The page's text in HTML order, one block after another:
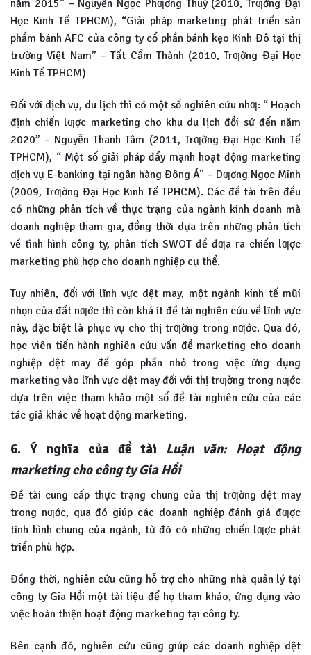
năm 2015” – Nguyễn Ngọc Phƣơng Thuý (2010, Trƣờng Đại
Học Kinh Tế TPHCM), “Giải pháp marketing phát triển sản
phẩm bánh AFC của công ty cổ phần bánh kẹo Kinh Đô tại thị
trường Việt Nam” – Tất Cẩm Thành (2010, Trƣờng Đại Học
Kinh Tế TPHCM)
Đối với dịch vụ, du lịch thì có một số nghiên cứu nhƣ: “ Hoạch
định chiến lƣợc marketing cho khu du lịch đồi sứ đến năm
2020” – Nguyễn Thanh Tâm (2011, Trƣờng Đại Học Kinh Tế
TPHCM), “ Một số giải pháp đẩy mạnh hoạt động marketing
dịch vụ E-banking tại ngân hàng Đông Á” – Dƣơng Ngọc Minh
(2009, Trƣờng Đại Học Kinh Tế TPHCM). Các đề tài trên đều
có những phân tích về thực trạng của ngành kinh doanh mà
doanh nghiệp tham gia, đồng thời dựa trên những phân tích
về tình hình công ty, phân tích SWOT đề đƣa ra chiến lƣợc
marketing phù hợp cho doanh nghiệp cụ thể.
Tuy nhiên, đối với lĩnh vực dệt may, một ngành kinh tế mũi
nhọn của đất nƣớc thì còn khá ít đề tài nghiên cứu về lĩnh vực
này, đặc biệt là phục vụ cho thị trƣờng trong nƣớc. Qua đó,
học viên tiến hành nghiên cứu vấn đề marketing cho doanh
nghiệp dệt may để góp phần nhỏ trong việc ứng dụng
marketing vào lĩnh vực dệt may đối với thị trƣờng trong nƣớc
dựa trên việc tham khảo một số đề tài nghiên cứu của các
tác giả khác về hoạt động marketing.
6. Ý nghĩa của đề tài Luận văn: Hoạt động
marketing cho công ty Gia Hồi
Đề tài cung cấp thực trạng chung của thị trƣờng dệt may
trong nƣớc, qua đó giúp các doanh nghiệp đánh giá đƣợc
tình hình chung của ngành, từ đó có những chiến lƣợc phát
triển phù hợp.
Đồng thời, nghiên cứu cũng hỗ trợ cho những nhà quản lý tại
công ty Gia Hồi một tài liệu để họ tham khảo, ứng dụng vào
việc hoàn thiện hoạt động marketing tại công ty.
Bên cạnh đó, nghiên cứu cũng giúp các doanh nghiệp dệt